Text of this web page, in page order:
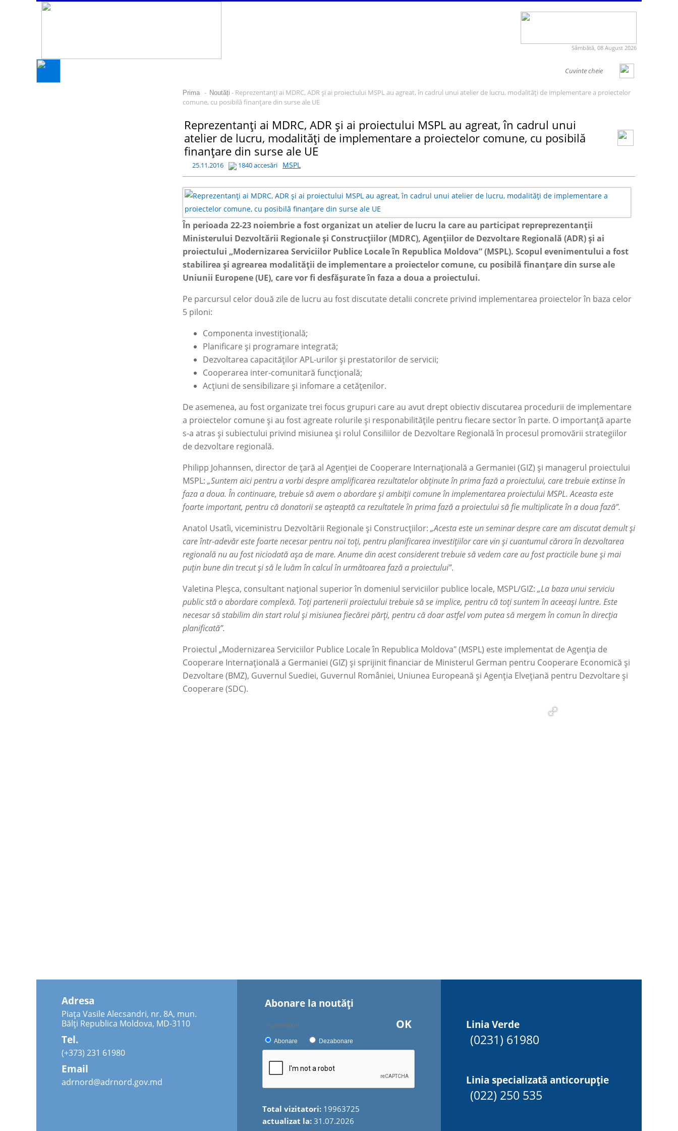
Sâmbătă, 08 August 2026
Prima - Noutăți - Reprezentanți ai MDRC, ADR și ai proiectului MSPL au agreat, în cadrul unui atelier de lucru, modalități de implementare a proiectelor
comune, cu posibilă finanțare din surse ale UE
Reprezentanți ai MDRC, ADR și ai proiectului MSPL au agreat, în cadrul unui
atelier de lucru, modalități de implementare a proiectelor comune, cu posibilă
finanțare din surse ale UE
25.11.2016 1840 accesări MSPL
În perioada 22-23 noiembrie a fost organizat un atelier de lucru la care au participat repreprezentanții
Ministerului Dezvoltării Regionale și Construcțiilor (MDRC), Agențiilor de Dezvoltare Regională (ADR) și ai
proiectului „Modernizarea Serviciilor Publice Locale în Republica Moldova” (MSPL). Scopul evenimentului a fost
stabilirea și agrearea modalității de implementare a proiectelor comune, cu posibilă finanțare din surse ale
Uniunii Europene (UE), care vor fi desfășurate în faza a doua a proiectului.
Pe parcursul celor două zile de lucru au fost discutate detalii concrete privind implementarea proiectelor în baza celor
5 piloni:
Componenta investițională;
Planificare și programare integrată;
Dezvoltarea capacităților APL-urilor și prestatorilor de servicii;
Cooperarea inter-comunitară funcțională;
Acțiuni de sensibilizare și infomare a cetățenilor.
De asemenea, au fost organizate trei focus grupuri care au avut drept obiectiv discutarea procedurii de implementare
a proiectelor comune și au fost agreate rolurile și responabilitățile pentru fiecare sector în parte. O importanță aparte
s-a atras și subiectului privind misiunea și rolul Consiliilor de Dezvoltare Regională în procesul promovării strategiilor
de dezvoltare regională.
Philipp Johannsen, director de țară al Agenției de Cooperare Internațională a Germaniei (GIZ) și managerul proiectului
MSPL: „Suntem aici pentru a vorbi despre amplificarea rezultatelor obținute în prima fază a proiectului, care trebuie extinse în
faza a doua. În continuare, trebuie să avem o abordare și ambiții comune în implementarea proiectului MSPL. Aceasta este
foarte important, pentru că donatorii se așteaptă ca rezultatele în prima fază a proiectului să fie multiplicate în a doua fază”.
Anatol Usatîi, viceministru Dezvoltării Regionale și Construcțiilor: „Acesta este un seminar despre care am discutat demult și
care într-adevăr este foarte necesar pentru noi toți, pentru planificarea investițiilor care vin și cuantumul cărora în dezvoltarea
regională nu au fost niciodată așa de mare. Anume din acest considerent trebuie să vedem care au fost practicile bune și mai
puțin bune din trecut și să le luăm în calcul în următoarea fază a proiectului”.
Valetina Pleșca, consultant național superior în domeniul serviciilor publice locale, MSPL/GIZ: „La baza unui serviciu
public stă o abordare complexă. Toți partenerii proiectului trebuie să se implice, pentru că toți suntem în aceeași luntre. Este
necesar să stabilim din start rolul și misiunea fiecărei părți, pentru că doar astfel vom putea să mergem în comun în direcția
planificată”.
Proiectul „Modernizarea Serviciilor Publice Locale în Republica Moldova" (MSPL) este implementat de Agenția de
Cooperare Internațională a Germaniei (GIZ) şi sprijinit financiar de Ministerul German pentru Cooperare Economică şi
Dezvoltare (BMZ), Guvernul Suediei, Guvernul României, Uniunea Europeană și Agenţia Elveţiană pentru Dezvoltare şi
Cooperare (SDC).
Adresa
Piața Vasile Alecsandri, nr. 8A, mun.
Bălți Republica Moldova, MD-3110
Tel.
(+373) 231 61980
Email
adrnord@adrnord.gov.md
Abonare la noutăţi
OK
Abonare Dezabonare
Total vizitatori: 19963725
actualizat la: 31.07.2026
Linia Verde
(0231) 61980
Linia specializată anticorupție
(022) 250 535